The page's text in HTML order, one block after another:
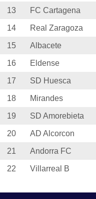
13 FC Cartagena
14 Real Zaragoza
15 Albacete
16 Eldense
17 SD Huesca
18 Mirandes
19 SD Amorebieta
20 AD Alcorcon
21 Andorra FC
22 Villarreal B